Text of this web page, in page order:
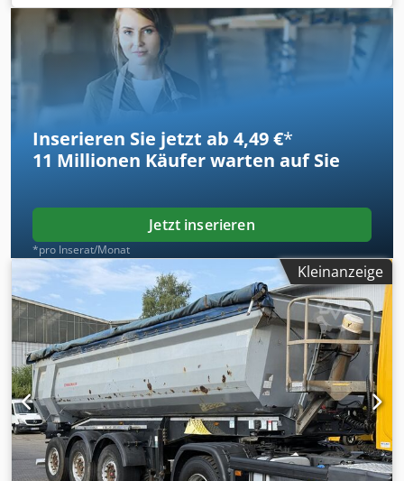
Inserieren Sie jetzt ab 4,49 €*
11 Millionen Käufer warten auf Sie
Jetzt inserieren
*pro Inserat/Monat
Kleinanzeige